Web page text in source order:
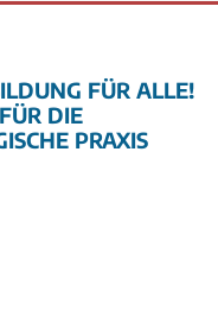
FÜR ALLE!
DIE
PRAXIS